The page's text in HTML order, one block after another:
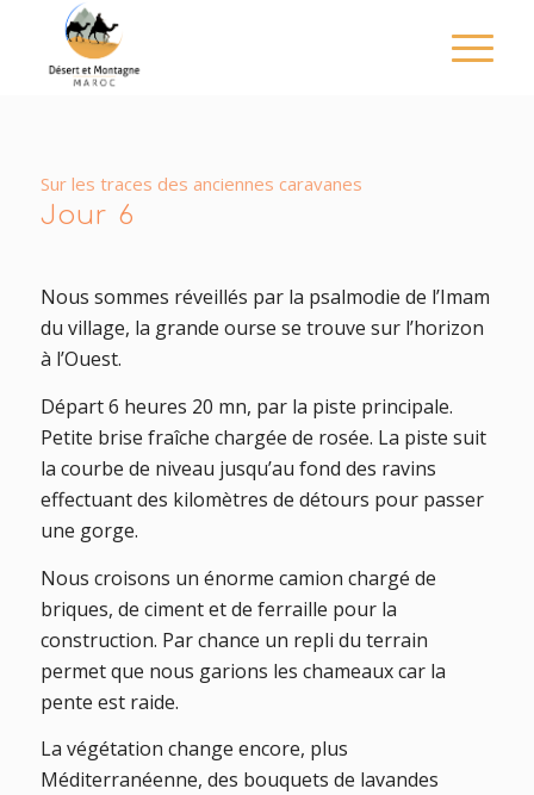
Sur les traces des anciennes caravanes
Jour 6
Nous sommes réveillés par la psalmodie de l’Imam
du village, la grande ourse se trouve sur l’horizon
à l’Ouest.
Départ 6 heures 20 mn, par la piste principale.
Petite brise fraîche chargée de rosée. La piste suit
la courbe de niveau jusqu’au fond des ravins
effectuant des kilomètres de détours pour passer
une gorge.
Nous croisons un énorme camion chargé de
briques, de ciment et de ferraille pour la
construction. Par chance un repli du terrain
permet que nous garions les chameaux car la
pente est raide.
La végétation change encore, plus
Méditerranéenne, des bouquets de lavandes